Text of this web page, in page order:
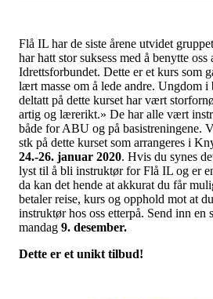
Flå IL har de siste årene utvidet
har hatt stor suksess med å benytte
Idrettsforbundet. Dette er et kurs som
lært masse om å lede andre. Ungdom i
deltatt på dette kurset har vært
artig og lærerikt.» De har alle vært
både for ABU og på basistreningene.
stk på dette kurset som arrangeres i
24.-26. januar 2020. Hvis du synes
lyst til å bli instruktør for Flå IL og er
da kan det hende at akkurat du får
betaler reise, kurs og opphold mot at
instruktør hos oss etterpå. Send inn en
mandag 9. desember.
Dette er et unikt tilbud!